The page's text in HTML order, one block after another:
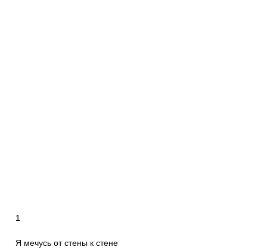
1
Я мечусь от стены к стене